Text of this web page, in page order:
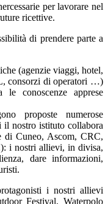
per lavorare nel
ricettive.
di prendere parte a
(agenzie viaggi, hotel,
consorzi di operatori …)
conoscenze apprese
proposte numerose
nostro istituto collabora
di Cuneo, Ascom, CRC,
i nostri allievi, in divisa,
dare informazioni,
i nostri allievi
Festival, Waterpolo